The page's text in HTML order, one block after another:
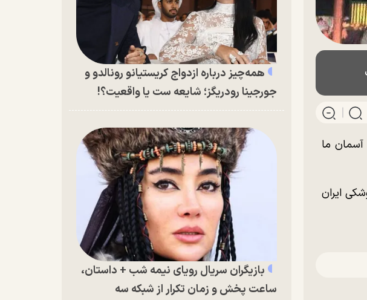
آسمان ما
ایران
همه‌چیز درباره ازدواج کریستیانو رونالدو و
جورجینا رودریگز؛ شایعه ست یا واقعیت؟!
بازیگران سریال رویای نیمه شب + داستان،
ساعت پخش و زمان تکرار از شبکه سه